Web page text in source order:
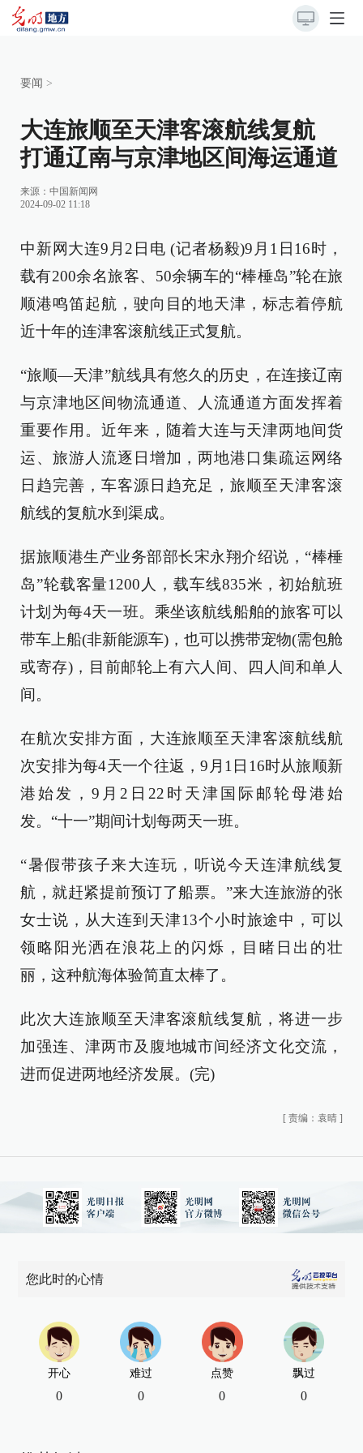
要闻 >
大连旅顺至天津客滚航线复航
打通辽南与京津地区间海运通道
来源： 中国新闻网
2024-09-02 11:18
中新网大连9月2日电 (记者杨毅)9月1日16时，
载有200余名旅客、50余辆车的“棒棰岛”轮在旅
顺港鸣笛起航，驶向目的地天津，标志着停航
近十年的连津客滚航线正式复航。
“旅顺—天津”航线具有悠久的历史，在连接辽南
与京津地区间物流通道、人流通道方面发挥着
重要作用。近年来，随着大连与天津两地间货
运、旅游人流逐日增加，两地港口集疏运网络
日趋完善，车客源日趋充足，旅顺至天津客滚
航线的复航水到渠成。
据旅顺港生产业务部部长宋永翔介绍说，“棒棰
岛”轮载客量1200人，载车线835米，初始航班
计划为每4天一班。乘坐该航线船舶的旅客可以
带车上船(非新能源车)，也可以携带宠物(需包舱
或寄存)，目前邮轮上有六人间、四人间和单人
间。
在航次安排方面，大连旅顺至天津客滚航线航
次安排为每4天一个往返，9月1日16时从旅顺新
港始发，9月2日22时天津国际邮轮母港始
发。“十一”期间计划每两天一班。
“暑假带孩子来大连玩，听说今天连津航线复
航，就赶紧提前预订了船票。”来大连旅游的张
女士说，从大连到天津13个小时旅途中，可以
领略阳光洒在浪花上的闪烁，目睹日出的壮
丽，这种航海体验简直太棒了。
此次大连旅顺至天津客滚航线复航，将进一步
加强连、津两市及腹地城市间经济文化交流，
进而促进两地经济发展。(完)
[ 责编：袁晴 ]
您此时的心情
开心
0
难过
0
点赞
0
飘过
0